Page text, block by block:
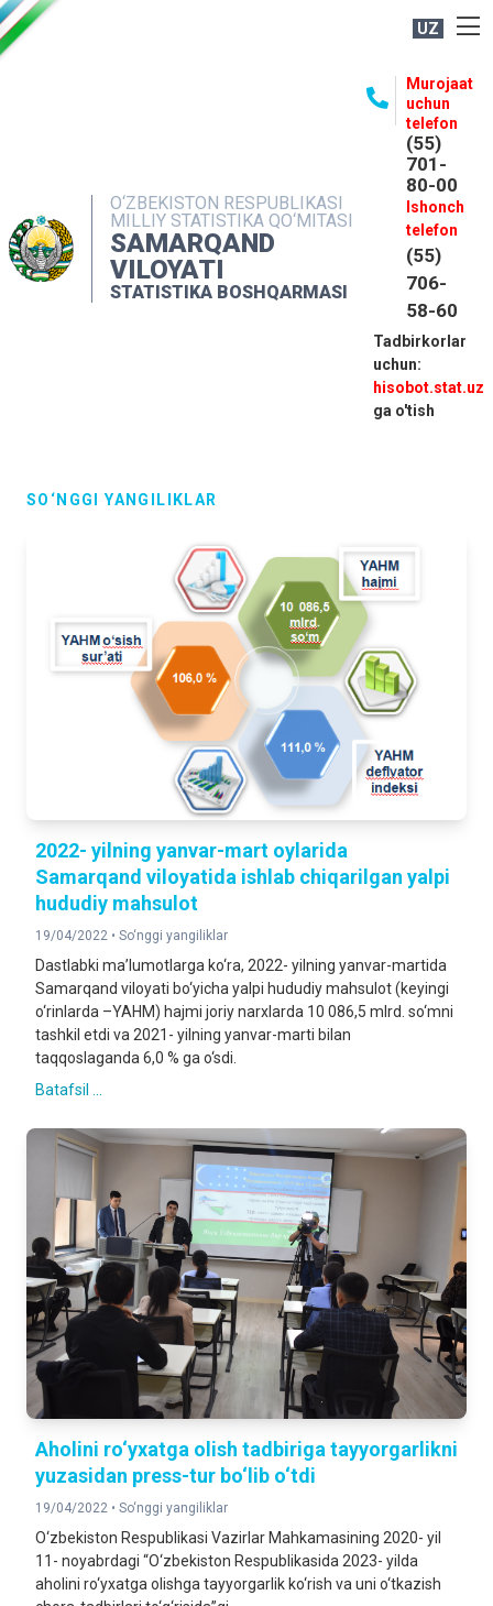
UZ
O‘ZBEKISTON RESPUBLIKASI
MILLIY STATISTIKA QO‘MITASI
SAMARQAND
VILOYATI
STATISTIKA BOSHQARMASI
Murojaat
uchun
telefon
(55)
701-
80-00
Ishonch
telefon
(55)
706-
58-60
Tadbirkorlar
uchun:
hisobot.stat.uz
ga o'tish
MATBUOT XIZMATI
MUROJAATLAR
KONTAKTLAR
SO‘NGGI YANGILIKLAR
2022- yilning yanvar-mart oylarida
Samarqand viloyatida ishlab chiqarilgan yalpi
hududiy mahsulot
19/04/2022 • So‘nggi yangiliklar
Dastlabki ma’lumotlarga ko‘ra, 2022- yilning yanvar-martida
Samarqand viloyati bo‘yicha yalpi hududiy mahsulot (keyingi
o‘rinlarda –YAHM) hajmi joriy narxlarda 10 086,5 mlrd. so‘mni
tashkil etdi va 2021- yilning yanvar-marti bilan
taqqoslaganda 6,0 % ga o‘sdi.
Batafsil ...
Aholini ro‘yxatga olish tadbiriga tayyorgarlikni
yuzasidan press-tur bo‘lib o‘tdi
19/04/2022 • So‘nggi yangiliklar
O‘zbekiston Respublikasi Vazirlar Mahkamasining 2020- yil
11- noyabrdagi “O‘zbekiston Respublikasida 2023- yilda
aholini ro‘yxatga olishga tayyorgarlik ko‘rish va uni o‘tkazish